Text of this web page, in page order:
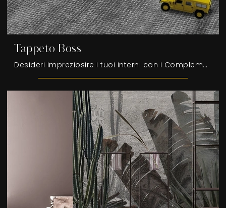
Tappeto Boss
Desideri impreziosire i tuoi interni con i Complementi Adriani e Rossi? Eccoti diversi modelli di tappeti in tessuto come Tappeto Boss.